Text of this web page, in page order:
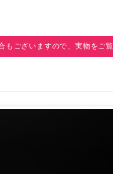
ございますので、実物をご